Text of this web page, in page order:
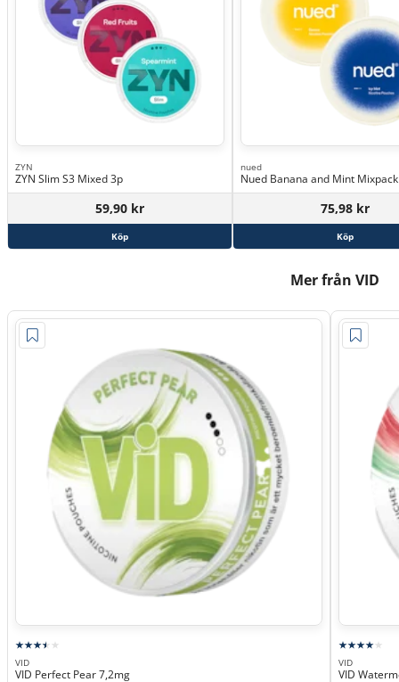
ZYN
ZYN Slim S3 Mixed 3p
59,90 kr
Köp
nued
Nued Banana and Mint Mixpack
75,98 kr
Köp
Mer från VID
VID
VID Perfect Pear 7,2mg
VID
VID